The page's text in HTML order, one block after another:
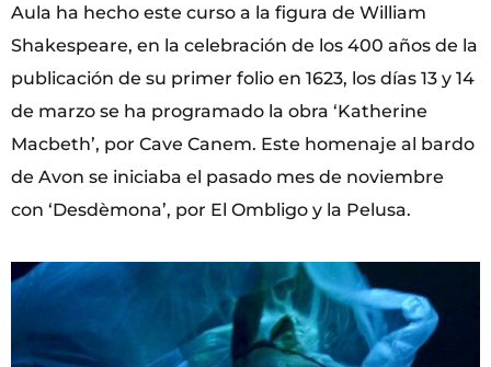
Aula ha hecho este curso a la figura de William
Shakespeare, en la celebración de los 400 años de la
publicación de su primer folio en 1623, los días 13 y 14
de marzo se ha programado la obra ‘Katherine
Macbeth’, por Cave Canem. Este homenaje al bardo
de Avon se iniciaba el pasado mes de noviembre
con ‘Desdèmona’, por El Ombligo y la Pelusa.